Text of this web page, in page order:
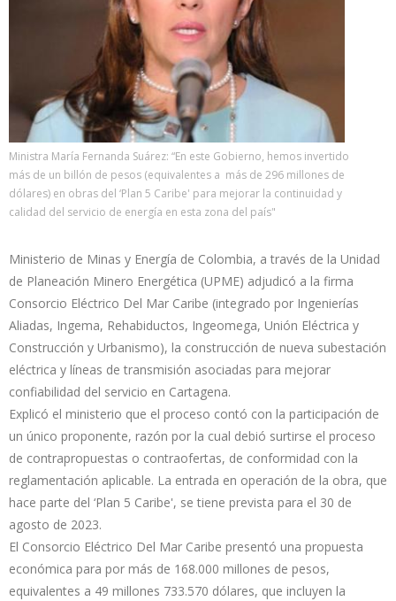
Ministra María Fernanda Suárez: “En este Gobierno, hemos invertido
más de un billón de pesos (equivalentes a más de 296 millones de
dólares) en obras del ‘Plan 5 Caribe' para mejorar la continuidad y
calidad del servicio de energía en esta zona del país"
Ministerio de Minas y Energía de Colombia, a través de la Unidad
de Planeación Minero Energética (UPME) adjudicó a la firma
Consorcio Eléctrico Del Mar Caribe (integrado por Ingenierías
Aliadas, Ingema, Rehabiductos, Ingeomega, Unión Eléctrica y
Construcción y Urbanismo), la construcción de nueva subestación
eléctrica y líneas de transmisión asociadas para mejorar
confiabilidad del servicio en Cartagena.
Explicó el ministerio que el proceso contó con la participación de
un único proponente, razón por la cual debió surtirse el proceso
de contrapropuestas o contraofertas, de conformidad con la
reglamentación aplicable. La entrada en operación de la obra, que
hace parte del ‘Plan 5 Caribe', se tiene prevista para el 30 de
agosto de 2023.
El Consorcio Eléctrico Del Mar Caribe presentó una propuesta
económica para por más de 168.000 millones de pesos,
equivalentes a 49 millones 733.570 dólares, que incluyen la